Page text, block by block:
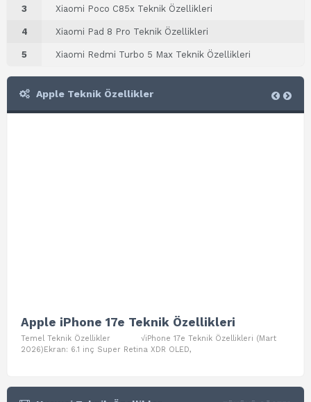
3 Xiaomi Poco C85x Teknik Özellikleri
4 Xiaomi Pad 8 Pro Teknik Özellikleri
5 Xiaomi Redmi Turbo 5 Max Teknik Özellikleri
Apple Teknik Özellikler
Apple iPhone 17e Teknik Özellikleri
Temel Teknik Özellikler √iPhone 17e Teknik Özellikleri (Mart
2026)Ekran: 6.1 inç Super Retina XDR OLED,